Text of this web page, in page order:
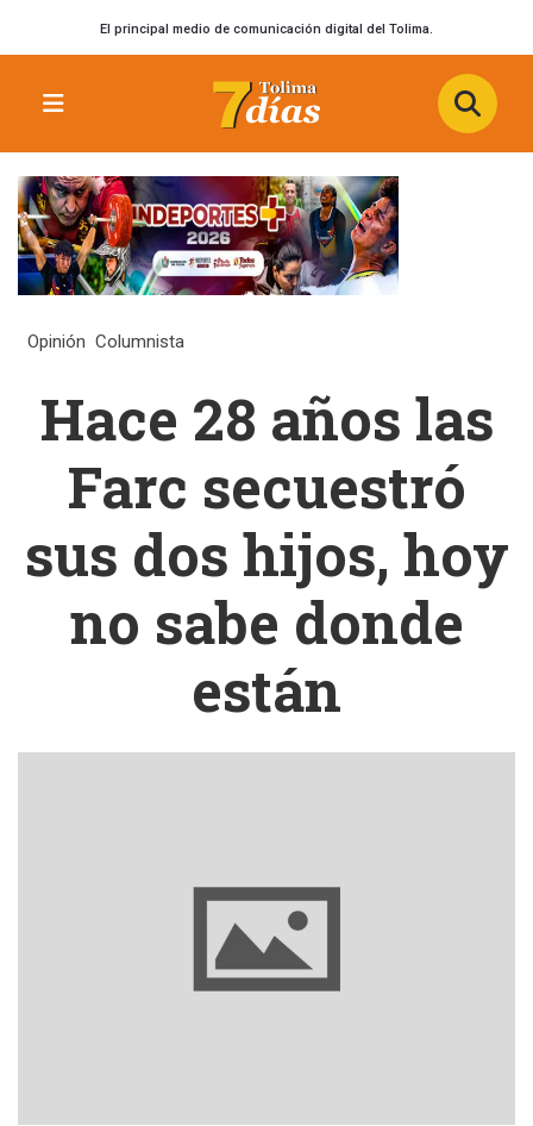
El principal medio de comunicación digital del Tolima.
Opinión Columnista
Hace 28 años las
Farc secuestró
sus dos hijos, hoy
no sabe donde
están